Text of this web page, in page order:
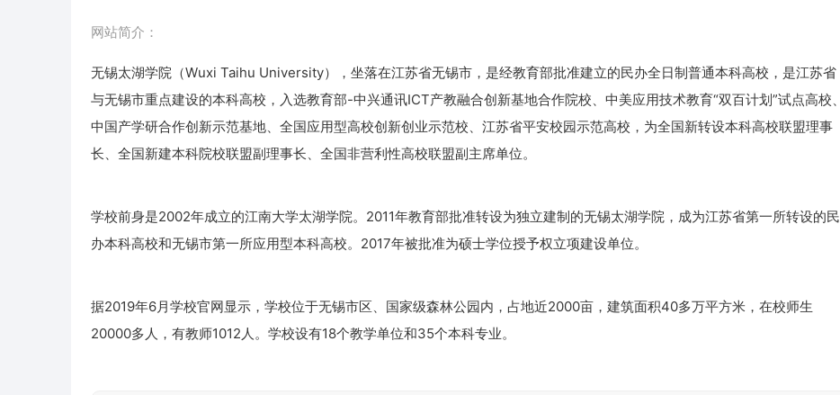
网站简介：
无锡太湖学院（Wuxi Taihu University），坐落在江苏省无锡市，是经教育部批准建立的民办全日制普通本科高校，是江苏省
与无锡市重点建设的本科高校，入选教育部-中兴通讯ICT产教融合创新基地合作院校、中美应用技术教育“双百计划”试点高校、
中国产学研合作创新示范基地、全国应用型高校创新创业示范校、江苏省平安校园示范高校，为全国新转设本科高校联盟理事
长、全国新建本科院校联盟副理事长、全国非营利性高校联盟副主席单位。
学校前身是2002年成立的江南大学太湖学院。2011年教育部批准转设为独立建制的无锡太湖学院，成为江苏省第一所转设的民
办本科高校和无锡市第一所应用型本科高校。2017年被批准为硕士学位授予权立项建设单位。
据2019年6月学校官网显示，学校位于无锡市区、国家级森林公园内，占地近2000亩，建筑面积40多万平方米，在校师生
20000多人，有教师1012人。学校设有18个教学单位和35个本科专业。